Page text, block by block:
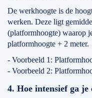
De werkhoogte is de
werken. Deze ligt
(platformhoogte) waarop
platformhoogte + 2 meter.
- Voorbeeld 1:
- Voorbeeld 2:
4. Hoe intensief ga